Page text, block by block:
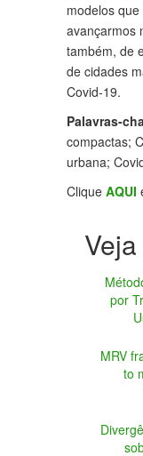
modelos
avançarmos
também, de
de cidades
Covid-19.
Palavras-
compactas;
urbana;
Clique AQUI
por
MRV
to